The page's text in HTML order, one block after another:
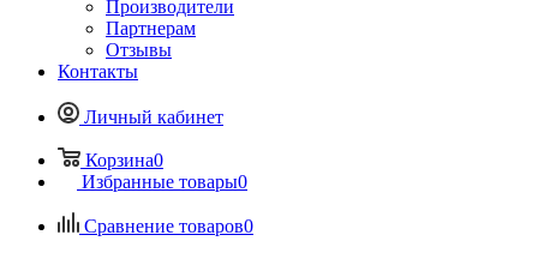
Производители
Партнерам
Отзывы
Контакты
Личный кабинет
Корзина0
Избранные товары0
Сравнение товаров0